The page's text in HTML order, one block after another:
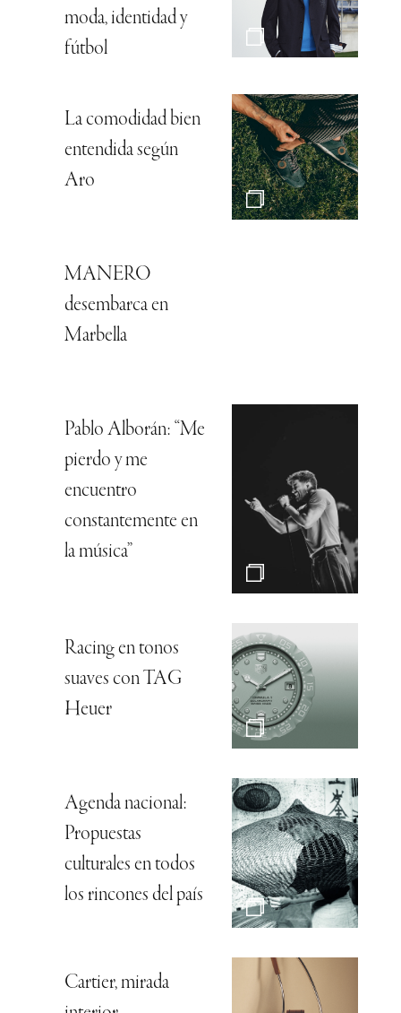
moda, identidad y
fútbol
La comodidad bien
entendida según
Aro
MANERO
desembarca en
Marbella
Pablo Alborán: “Me
pierdo y me
encuentro
constantemente en
la música”
Racing en tonos
suaves con TAG
Heuer
Agenda nacional:
Propuestas
culturales en todos
los rincones del país
Cartier, mirada